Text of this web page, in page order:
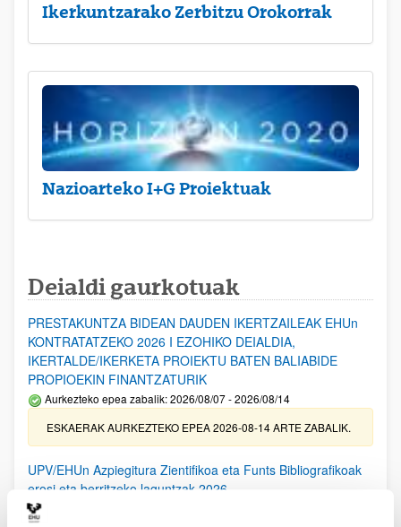
Ikerkuntzarako Zerbitzu Orokorrak
Nazioarteko I+G Proiektuak
Deialdi gaurkotuak
PRESTAKUNTZA BIDEAN DAUDEN IKERTZAILEAK EHUn
KONTRATATZEKO 2026 I EZOHIKO DEIALDIA,
IKERTALDE/IKERKETA PROIEKTU BATEN BALIABIDE
PROPIOEKIN FINANTZATURIK
Aurkezteko epea zabalik: 2026/08/07 - 2026/08/14
ESKAERAK AURKEZTEKO EPEA 2026-08-14 ARTE ZABALIK.
UPV/EHUn Azpiegitura Zientifikoa eta Funts Bibliografikoak
erosi eta berritzeko laguntzak 2026